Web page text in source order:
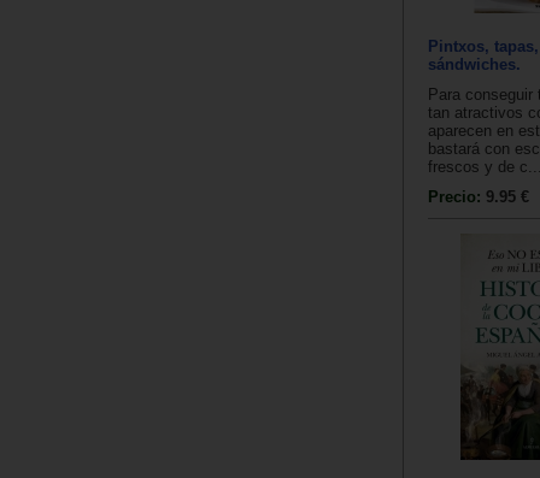
Pintxos,
sándwiches.
Para conseguir
tan atractivos
aparecen en
bastará con
frescos y de
Precio: 9.95 €